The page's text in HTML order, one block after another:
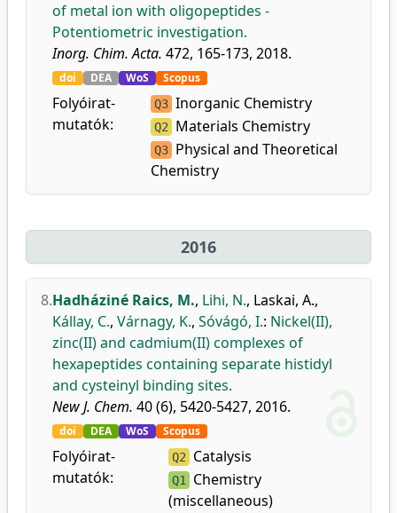
of metal ion with oligopeptides -
Potentiometric investigation.
Inorg. Chim. Acta. 472, 165-173, 2018.
doi DEA WoS Scopus
Folyóirat-
mutatók:
Q3 Inorganic Chemistry
Q2 Materials Chemistry
Q3 Physical and Theoretical
Chemistry
2016
8.Hadháziné Raics, M., Lihi, N., Laskai, A.,
Kállay, C., Várnagy, K., Sóvágó, I.: Nickel(II),
zinc(II) and cadmium(II) complexes of
hexapeptides containing separate histidyl
and cysteinyl binding sites.
New J. Chem. 40 (6), 5420-5427, 2016.
doi DEA WoS Scopus
Folyóirat-
mutatók:
Q2 Catalysis
Q1 Chemistry
(miscellaneous)